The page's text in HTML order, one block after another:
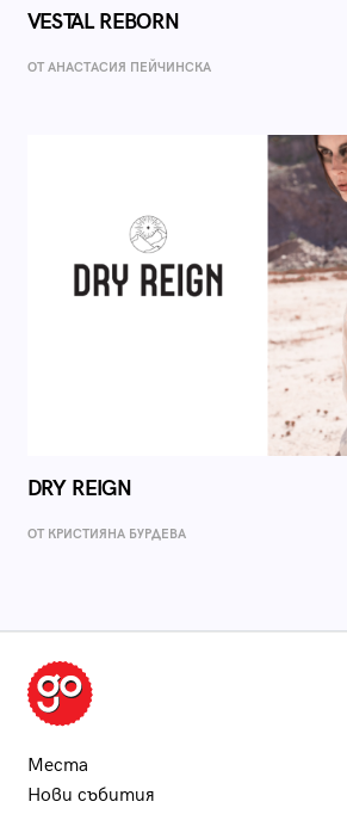
VESTAL REBORN
ОТ AНАСТАСИЯ ПЕЙЧИНСКА
DRY REIGN
ОТ КРИСТИЯНА БУРДЕВА
Места
Нови събития